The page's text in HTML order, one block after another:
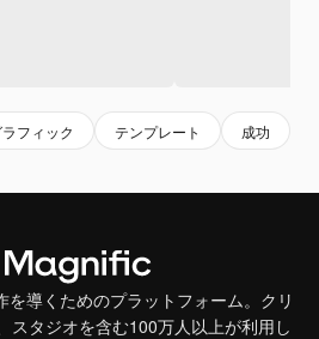
フィック テンプレート 成功
導くためのプラットフォーム。クリ
スタジオを含む100万人以上が利用し